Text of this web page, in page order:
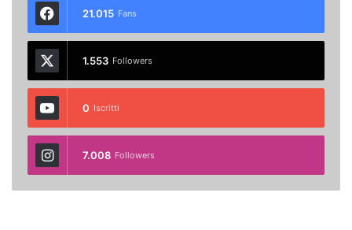
21.015 Fans
1.553 Followers
0 Iscritti
7.008 Followers